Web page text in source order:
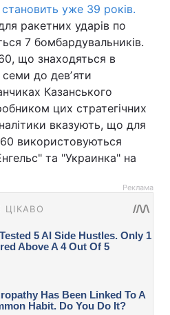
уже 39 років.
ракетних ударів по
7 бомбардувальників.
що знаходяться в
до девʼяти
Казанського
цих стратегічних
вказують, що для
використовуються
та "Украинка" на
Реклама